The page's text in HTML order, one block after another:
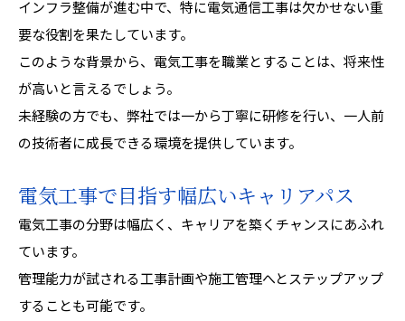
インフラ整備が進む中で、特に電気通信工事は欠かせない重
要な役割を果たしています。
このような背景から、電気工事を職業とすることは、将来性
が高いと言えるでしょう。
未経験の方でも、弊社では一から丁寧に研修を行い、一人前
の技術者に成長できる環境を提供しています。
電気工事で目指す幅広いキャリアパス
電気工事の分野は幅広く、キャリアを築くチャンスにあふれ
ています。
管理能力が試される工事計画や施工管理へとステップアップ
することも可能です。